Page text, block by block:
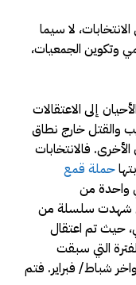
لا سيما
وتكوين الجمعيات،
إلى الاعتقالات
والقتل خارج نطاق
فالانتخابات
حملة قمع
واحدة من
شهدت سلسلة من
حيث تم اعتقال
التي سبقت
شباط/ فبراير. فتم